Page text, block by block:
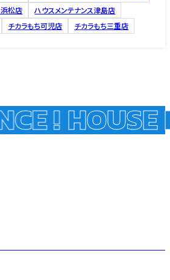
浜松店
ハウスメンテナンス津島店
チカラもち可児店 チカラもち三重店
!HOUSE